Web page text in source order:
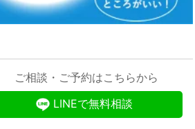
ご相談・ご予約はこちらから
LINEで無料相談